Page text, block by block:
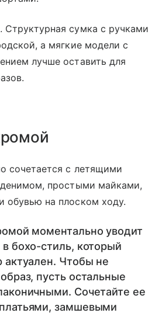
сумка с ручками
а мягкие модели с
лучше оставить для
сочетается с летящими
простыми майками,
обувью на плоском ходу.
моментально уводит
бохо-стиль, который
актуален. Чтобы не
пусть остальные
Сочетайте ее
замшевыми